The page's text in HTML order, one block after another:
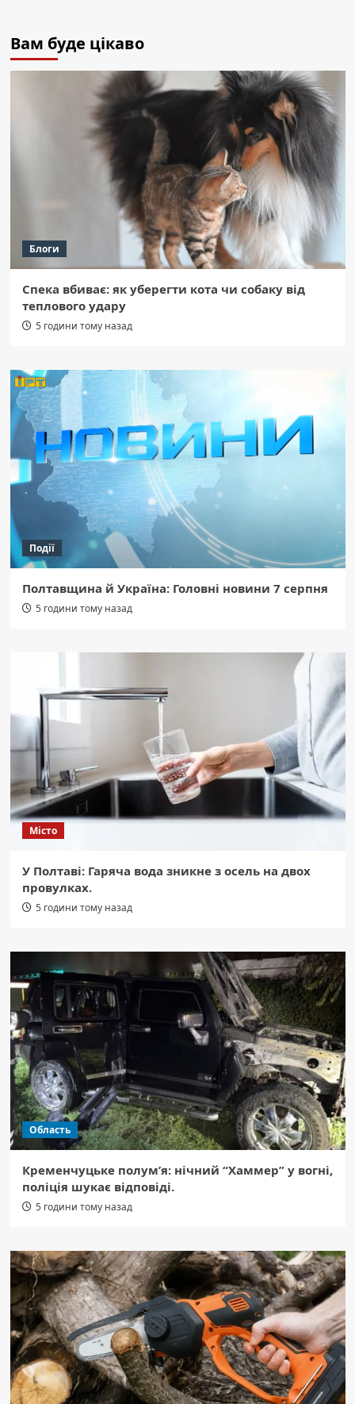
Вам буде цікаво
Блоги
Спека вбиває: як уберегти кота чи собаку від
теплового удару
5 години тому назад
Події
Полтавщина й Україна: Головні новини 7 серпня
5 години тому назад
Місто
У Полтаві: Гаряча вода зникне з осель на двох
провулках.
5 години тому назад
Область
Кременчуцьке полум’я: нічний “Хаммер” у вогні,
поліція шукає відповіді.
5 години тому назад